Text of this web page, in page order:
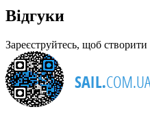
Відгуки
Зареєструйтесь, щоб створити